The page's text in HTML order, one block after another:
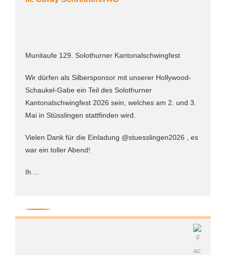
Munitaufe 129. Solothurner Kantonalschwingfest
Wir dürfen als Silbersponsor mit unserer Hollywood-
Schaukel-Gabe ein Teil des Solothurner
Kantonalschwingfest 2026 sein, welches am 2. und 3.
Mai in Stüsslingen stattfinden wird.
Vielen Dank für die Einladung @stuesslingen2026 , es
war ein toller Abend!
Ih ...